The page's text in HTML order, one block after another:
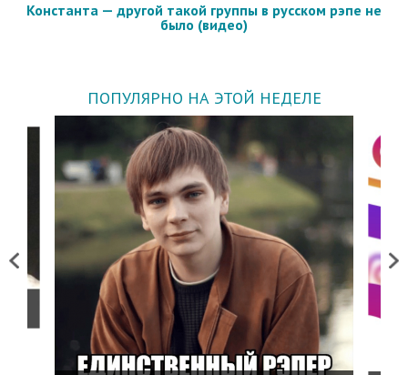
Константа — другой такой группы в русском рэпе не
было (видео)
ПОПУЛЯРНО НА ЭТОЙ НЕДЕЛЕ
Previous Next